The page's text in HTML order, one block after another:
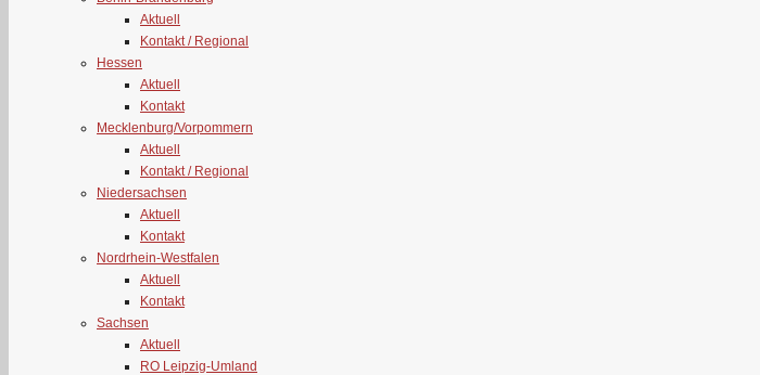
Aktuell
Kontakt / Regional
Hessen
Aktuell
Kontakt
Mecklenburg/Vorpommern
Aktuell
Kontakt / Regional
Niedersachsen
Aktuell
Kontakt
Nordrhein-Westfalen
Aktuell
Kontakt
Sachsen
Aktuell
RO Leipzig-Umland